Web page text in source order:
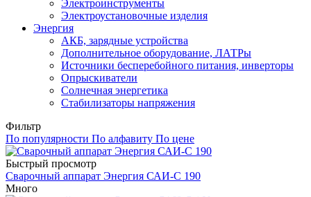
Электроинструменты
Электроустановочные изделия
Энергия
АКБ, зарядные устройства
Дополнительное оборудование, ЛАТРы
Источники бесперебойного питания, инверторы
Опрыскиватели
Солнечная энергетика
Стабилизаторы напряжения
Фильтр
По популярности По алфавиту По цене
Быстрый просмотр
Сварочный аппарат Энергия САИ-С 190
Много